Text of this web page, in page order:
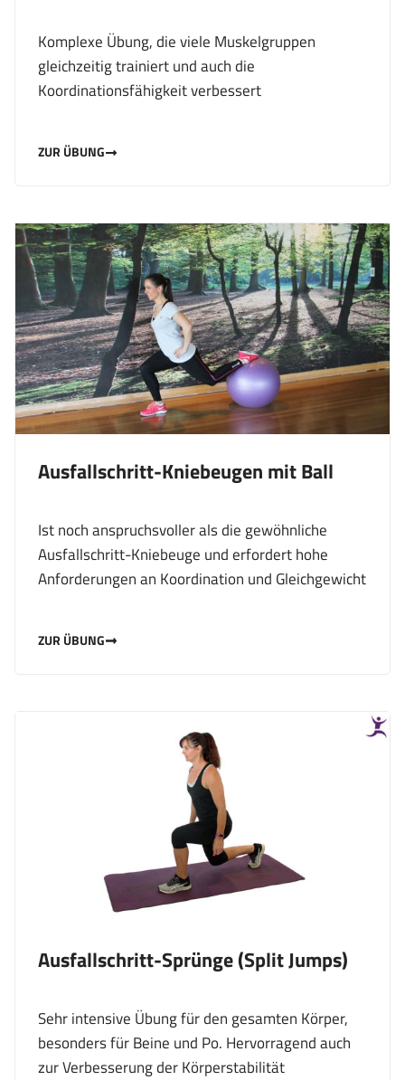
Komplexe Übung, die viele Muskelgruppen
gleichzeitig trainiert und auch die
Koordinationsfähigkeit verbessert
ZUR ÜBUNG
Ausfallschritt-Kniebeugen mit Ball
Ist noch anspruchsvoller als die gewöhnliche
Ausfallschritt-Kniebeuge und erfordert hohe
Anforderungen an Koordination und Gleichgewicht
ZUR ÜBUNG
Ausfallschritt-Sprünge (Split Jumps)
Sehr intensive Übung für den gesamten Körper,
besonders für Beine und Po. Hervorragend auch
zur Verbesserung der Körperstabilität